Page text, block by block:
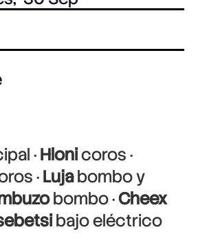
·Hlonicoros ·
·Lujabombo y
bombo ·Cheex
bajo eléctrico